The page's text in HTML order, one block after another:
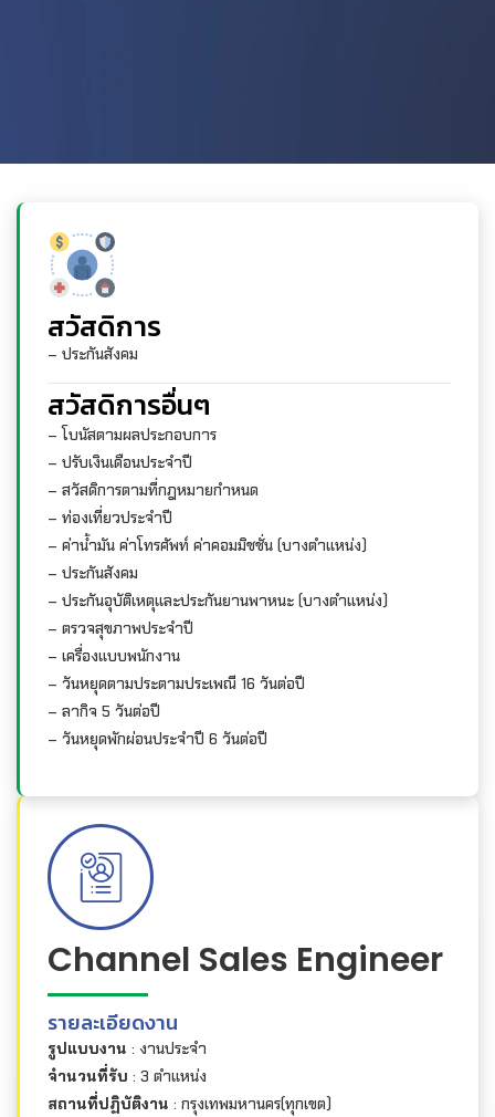
Channel Sales Engineer
รายละเอียดงาน
รูปแบบงาน : งานประจำ
จำนวนที่รับ : 3 ตำแหน่ง
สถานที่ปฏิบัติงาน : กรุงเทพมหานคร(ทุกเขต)
สวัสดิการ
– ประกันสังคม
สวัสดิการอื่นๆ
– โบนัสตามผลประกอบการ
– ปรับเงินเดือนประจำปี
– สวัสดิการตามที่กฎหมายกำหนด
– ท่องเที่ยวประจำปี
– ค่าน้ำมัน ค่าโทรศัพท์ ค่าคอมมิชชั่น (บางตำแหน่ง)
– ประกันสังคม
– ประกันอุบัติเหตุและประกันยานพาหนะ (บางตำแหน่ง)
– ตรวจสุขภาพประจำปี
– เครื่องแบบพนักงาน
– วันหยุดตามประตามประเพณี 16 วันต่อปี
– ลากิจ 5 วันต่อปี
– วันหยุดพักผ่อนประจำปี 6 วันต่อปี